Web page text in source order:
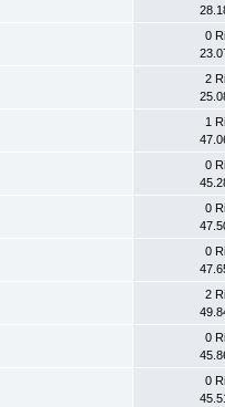
0
2
1
0
0
0
2
0
0